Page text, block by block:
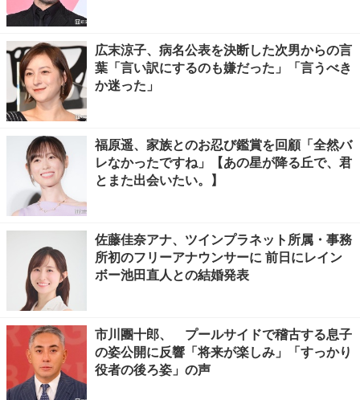
広末涼子、病名公表を決断した次男からの言
葉「言い訳にするのも嫌だった」「言うべき
か迷った」
福原遥、家族とのお忍び鑑賞を回顧「全然バ
レなかったですね」【あの星が降る丘で、君
とまた出会いたい。】
佐藤佳奈アナ、ツインプラネット所属・事務
所初のフリーアナウンサーに 前日にレイン
ボー池田直人との結婚発表
市川團十郎、 プールサイドで稽古する息子
の姿公開に反響「将来が楽しみ」「すっかり
役者の後ろ姿」の声